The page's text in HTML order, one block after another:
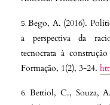
Bego, A. (2016).
a perspectiva da
tecnocrata à
Formação, 1(2), 3-24.
Bettiol, C., Souza,